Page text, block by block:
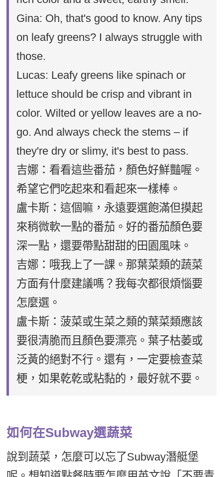
Gina: Oh, that's good to know. Any tips
on leafy greens? I always struggle with
those.
Lucas: Leafy greens like spinach or
lettuce should be crisp and vibrant in
color. Wilted or yellow leaves are a no-
go. And always check the stems – if
they're dry or slimy, it's best to pass.
吉娜：看看這些番茄，顏色好鮮豔喔。
希望它們吃起來和看起來一樣棒。
盧卡斯：這個嘛，永遠要選飽滿但摸起
來稍微軟一點的番茄。好的番茄顏色要
深一點，還要帶點甜甜的田園風味。
吉娜：哦我上了一課。那葉菜類的蔬菜
方面有什麼建議嗎？我每次都很煩惱要
怎麼選。
盧卡斯：菠菜或生菜之類的葉菜類應該
要很清脆而且顏色要漂亮。葉子枯萎或
泛黃的絕對不行。還有，一定要檢查菜
梗，如果乾乾或粘黏的，最好就不要。
如何在Subway選蔬菜
說到蔬菜，怎麼可以忘了Subway潛艇堡